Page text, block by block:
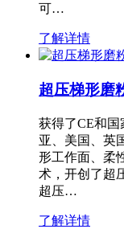
可…
了解详情
超压梯形磨
获得了CE和国
亚、美国、英
形工作面、柔
术，开创了超
超压…
了解详情